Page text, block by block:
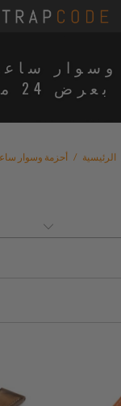
وسوار
بعرض 24 مم
الرئيسية / أحزمة وسوار